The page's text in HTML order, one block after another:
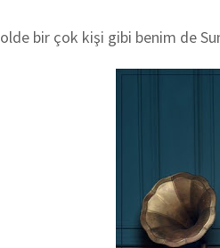
bir çok kişi gibi benim de